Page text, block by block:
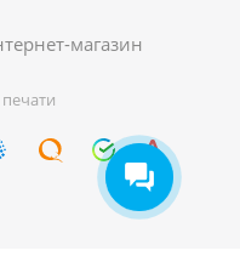
магазин